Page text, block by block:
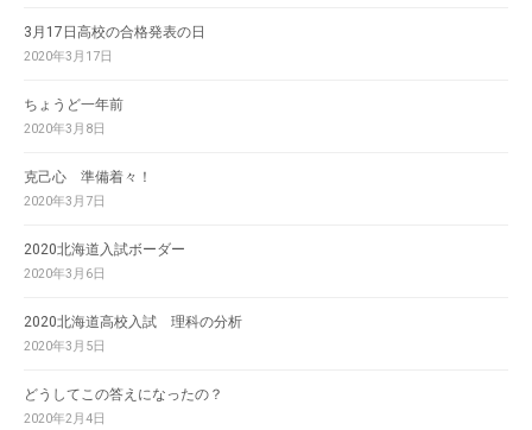
3月17日高校の合格発表の日
2020年3月17日
ちょうど一年前
2020年3月8日
克己心 準備着々！
2020年3月7日
2020北海道入試ボーダー
2020年3月6日
2020北海道高校入試 理科の分析
2020年3月5日
どうしてこの答えになったの？
2020年2月4日